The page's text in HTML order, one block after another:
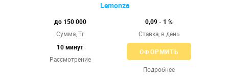
Lemonza
до 150 000
Сумма, Tr
0,09 - 1 %
Ставка, в день
10 минут
Рассмотрение
ОФОРМИТЬ
Подробнее